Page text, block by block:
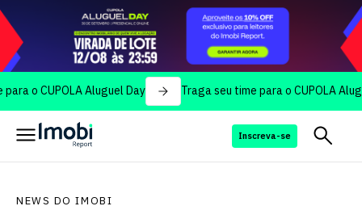
Aluguel Day Traga seu time para o CUPOLA Aluguel
Inscreva-se
NEWS DO IMOBI